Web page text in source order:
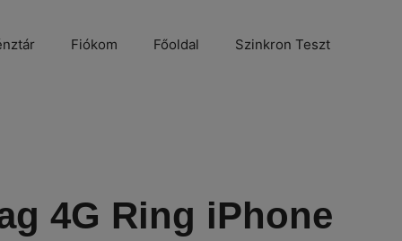
Fiókom Főoldal Szinkron Teszt
4G Ring iPhone